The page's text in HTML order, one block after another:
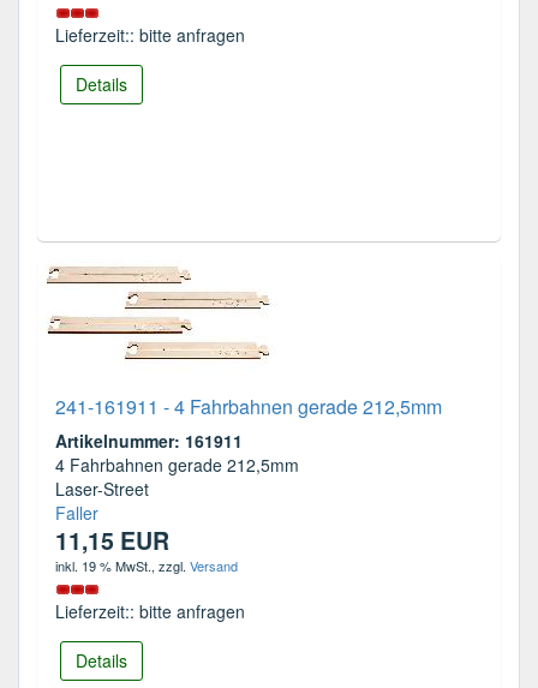
Lieferzeit:: bitte anfragen
Details
241-161911 - 4 Fahrbahnen gerade 212,5mm
Artikelnummer: 161911
4 Fahrbahnen gerade 212,5mm
Laser-Street
Faller
11,15 EUR
inkl. 19 % MwSt., zzgl. Versand
Lieferzeit:: bitte anfragen
Details